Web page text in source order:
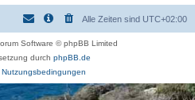
Alle Zeiten sind UTC+02:00
Software © phpBB Limited
durch phpBB.de
Nutzungsbedingungen